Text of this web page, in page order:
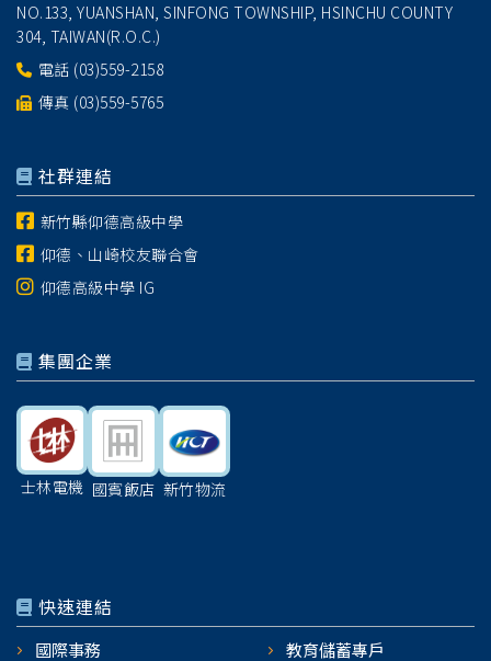
NO.133, YUANSHAN, SINFONG TOWNSHIP, HSINCHU COUNTY
304, TAIWAN(R.O.C.)
電話 (03)559-2158
傳真 (03)559-5765
社群連結
新竹縣仰德高級中學
仰德、山崎校友聯合會
仰德高級中學 IG
集團企業
士林電機 國賓飯店 新竹物流
快速連結
國際事務 教育儲蓄專戶